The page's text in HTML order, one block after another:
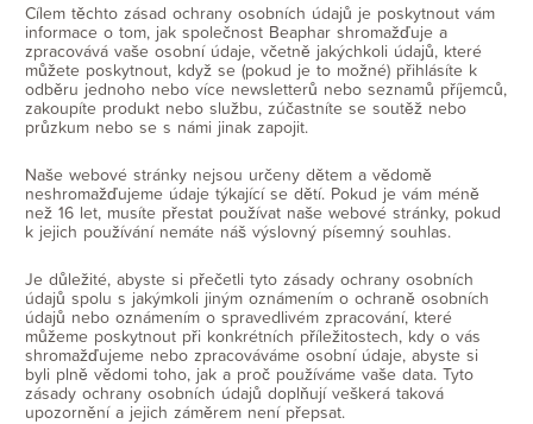
Cílem těchto zásad ochrany osobních údajů je poskytnout vám
informace o tom, jak společnost Beaphar shromažďuje a
zpracovává vaše osobní údaje, včetně jakýchkoli údajů, které
můžete poskytnout, když se (pokud je to možné) přihlásíte k
odběru jednoho nebo více newsletterů nebo seznamů příjemců,
zakoupíte produkt nebo službu, zúčastníte se soutěž nebo
průzkum nebo se s námi jinak zapojit.
Naše webové stránky nejsou určeny dětem a vědomě
neshromažďujeme údaje týkající se dětí. Pokud je vám méně
než 16 let, musíte přestat používat naše webové stránky, pokud
k jejich používání nemáte náš výslovný písemný souhlas.
Je důležité, abyste si přečetli tyto zásady ochrany osobních
údajů spolu s jakýmkoli jiným oznámením o ochraně osobních
údajů nebo oznámením o spravedlivém zpracování, které
můžeme poskytnout při konkrétních příležitostech, kdy o vás
shromažďujeme nebo zpracováváme osobní údaje, abyste si
byli plně vědomi toho, jak a proč používáme vaše data. Tyto
zásady ochrany osobních údajů doplňují veškerá taková
upozornění a jejich záměrem není přepsat.